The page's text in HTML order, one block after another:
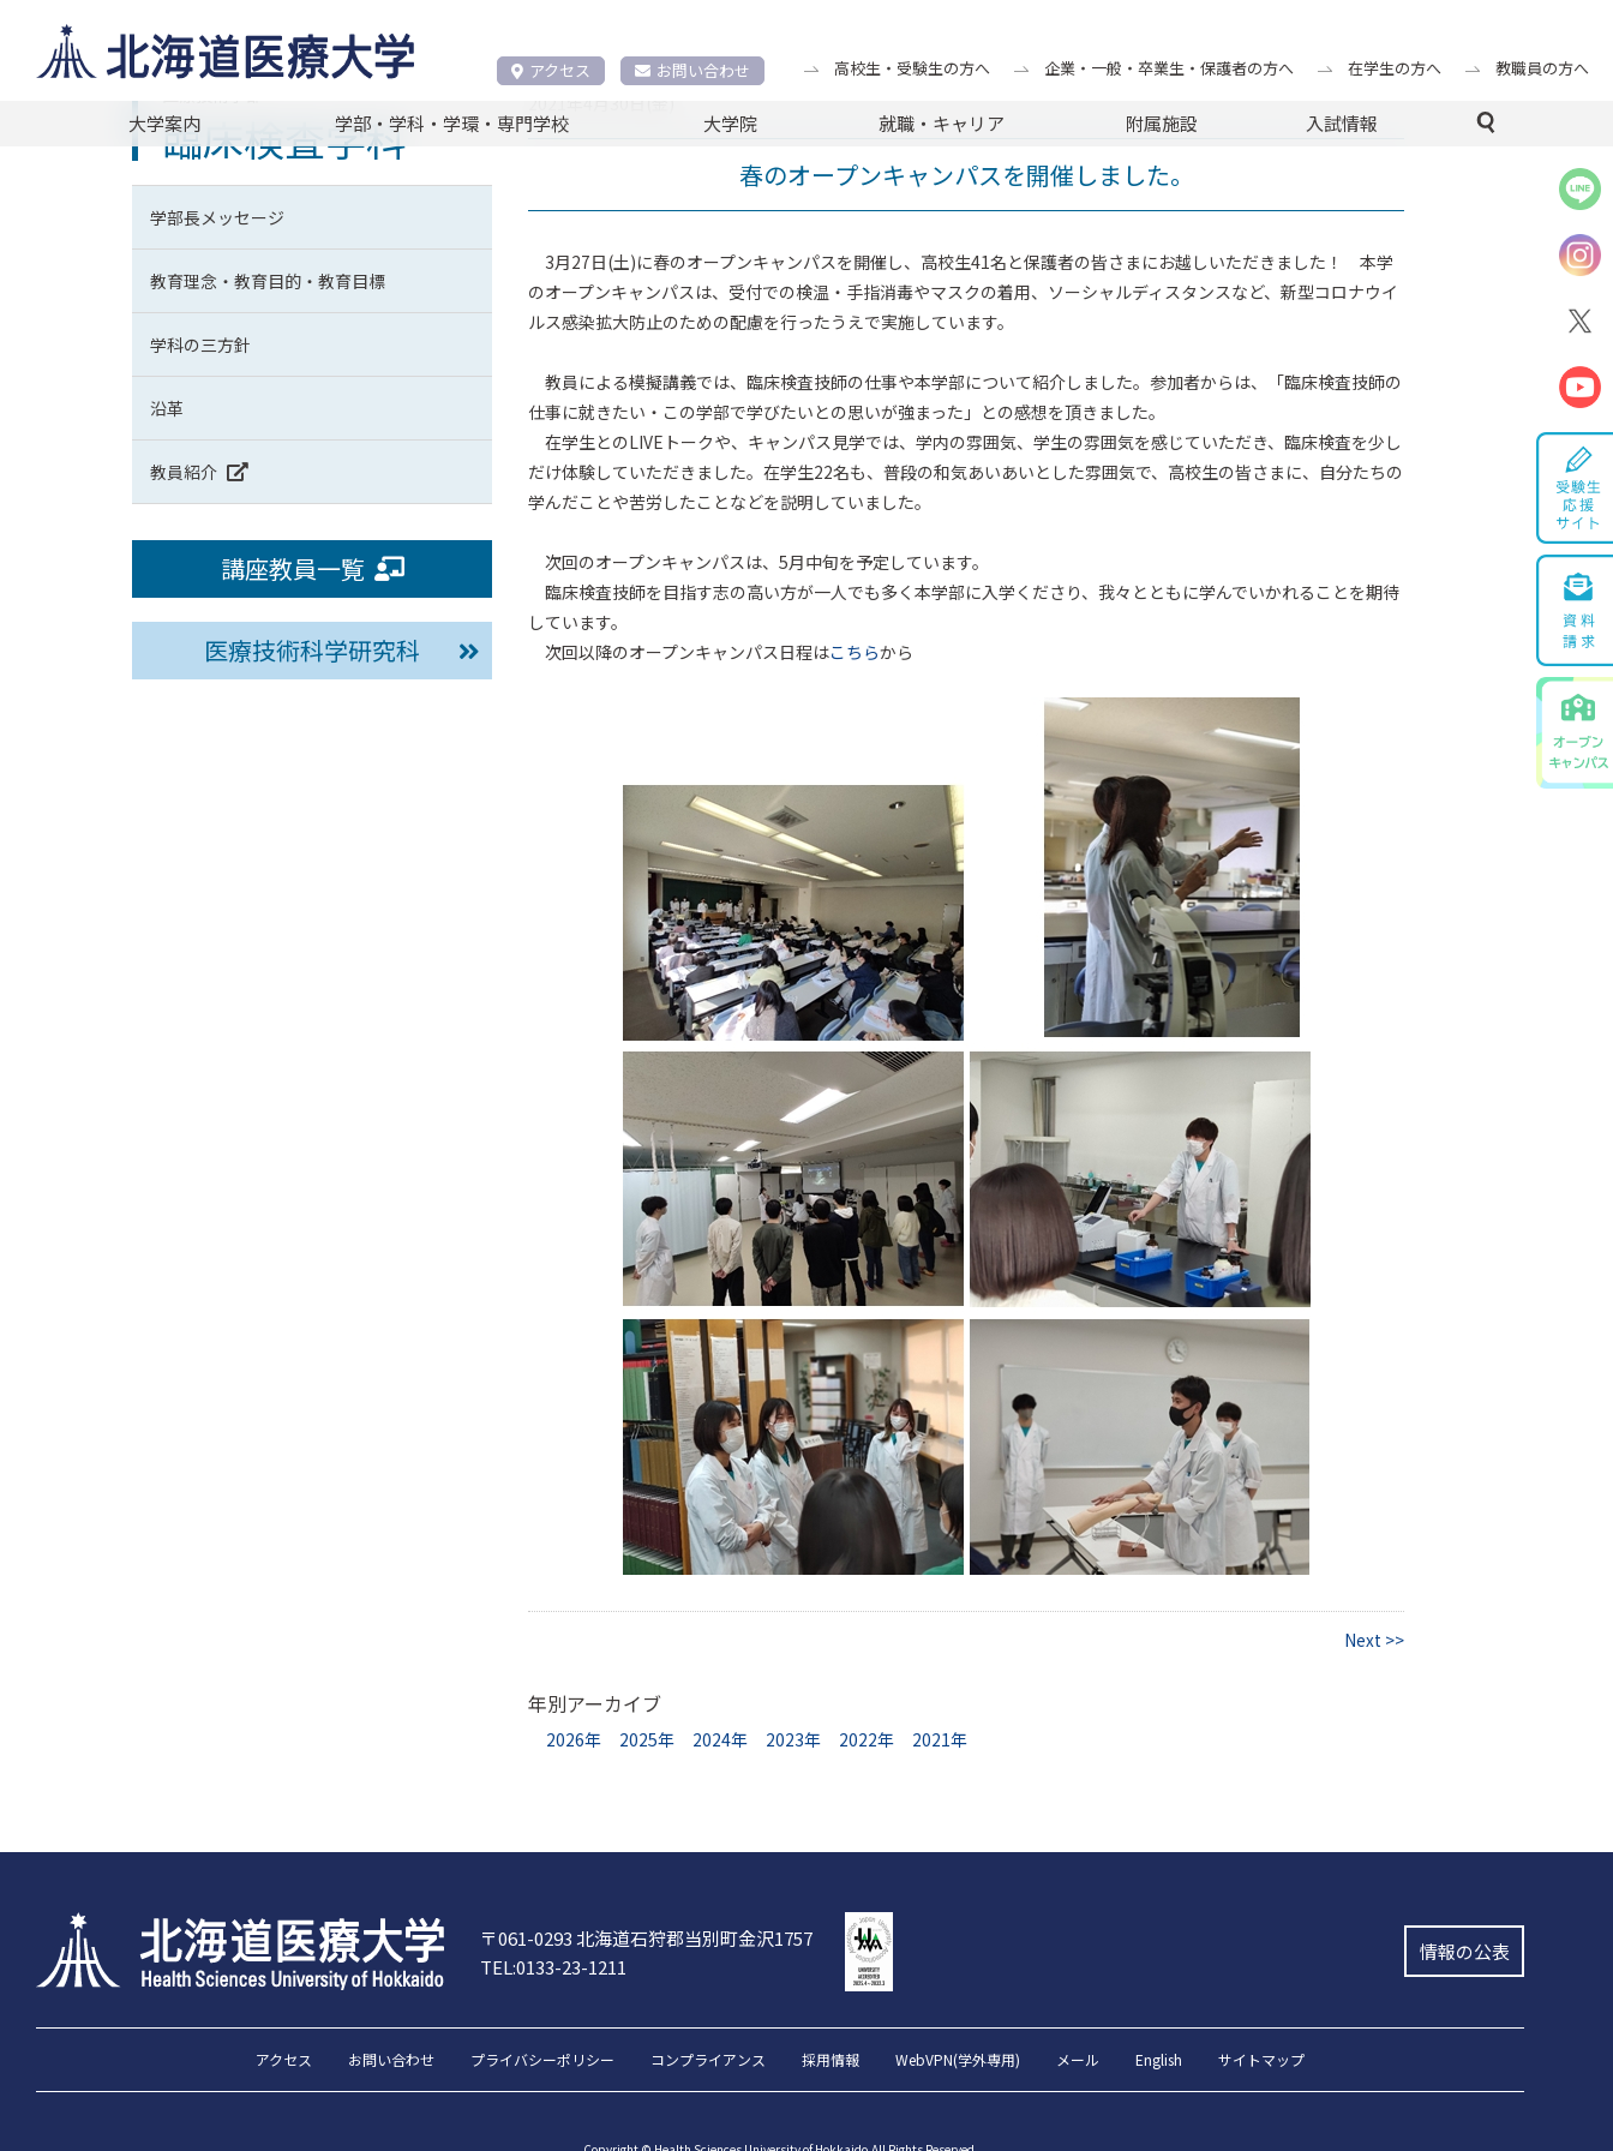
アクセス お問い合わせ 高校生・受験生の方へ 企業・一般・卒業生・保護者の方へ 在学生の方へ 教職員の方へ
大学案内 学部・学科・学環・専門学校 大学院 就職・キャリア 附属施設 入試情報
2021年4月30日(金)
春のオープンキャンパスを開催しました。
3月27日(土)に春のオープンキャンパスを開催し、高校生41名と保護者の皆さまにお越しいただきました！ 本学
のオープンキャンパスは、受付での検温・手指消毒やマスクの着用、ソーシャルディスタンスなど、新型コロナウイ
ルス感染拡大防止のための配慮を行ったうえで実施しています。
教員による模擬講義では、臨床検査技師の仕事や本学部について紹介しました。参加者からは、「臨床検査技師の
仕事に就きたい・この学部で学びたいとの思いが強まった」との感想を頂きました。
在学生とのLIVEトークや、キャンパス見学では、学内の雰囲気、学生の雰囲気を感じていただき、臨床検査を少し
だけ体験していただきました。在学生22名も、普段の和気あいあいとした雰囲気で、高校生の皆さまに、自分たちの
学んだことや苦労したことなどを説明していました。
次回のオープンキャンパスは、5月中旬を予定しています。
臨床検査技師を目指す志の高い方が一人でも多く本学部に入学くださり、我々とともに学んでいかれることを期待
しています。
次回以降のオープンキャンパス日程はこちらから
Next >>
年別アーカイブ
2026年 2025年 2024年 2023年 2022年 2021年
臨床検査学科
学部長メッセージ
教育理念・教育目的・教育目標
学科の三方針
沿革
教員紹介
講座教員一覧
医療技術科学研究科
〒061-0293 北海道石狩郡当別町金沢1757
TEL:0133-23-1211
情報の公表
アクセス お問い合わせ プライバシーポリシー コンプライアンス 採用情報 WebVPN(学外専用) メール English サイトマップ